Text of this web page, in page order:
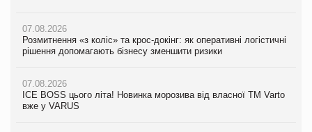
07.08.2026
Розмитнення «з коліс» та крос-докінг: як оперативні логістичні
рішення допомагають бізнесу зменшити ризики
07.08.2026
ICE BOSS цього літа! Новинка морозива від власної ТМ Varto
вже у VARUS
07.08.2026
EVA.UA запустила кампанію «Хто б знав» про асортимент,
06.08.2026
Смачна новинка для хвостатих: у VARUS з’явилися паучі
07.08.2026
Kraft Heinz скоротила збиток у першому півріччі
Продажі Hugo Boss впали на 9%